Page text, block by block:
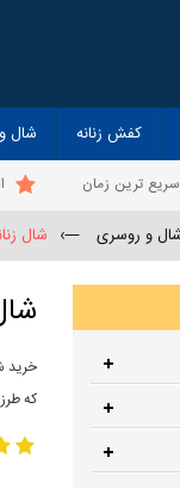
کفش زنانه شال
ترین زمان
و روسری —› شال
خرید
که